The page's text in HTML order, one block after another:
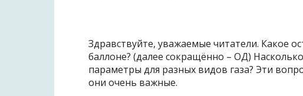
Здравствуйте, уважаемые читатели. Какое
баллоне? (далее сокращённо – ОД)
параметры для разных видов газа? Эти
они очень важные.